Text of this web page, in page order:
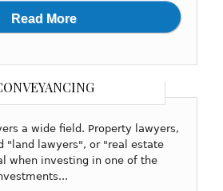
Read More
a wide field. Property lawyers,
"land lawyers", or "real estate
when investing in one of the